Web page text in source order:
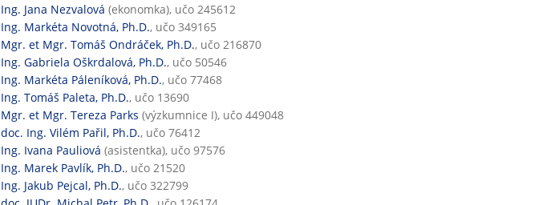
Ing. Jana Nezvalová (ekonomka), učo 245612
Ing. Markéta Novotná, Ph.D., učo 349165
Mgr. et Mgr. Tomáš Ondráček, Ph.D., učo 216870
Ing. Gabriela Oškrdalová, Ph.D., učo 50546
Ing. Markéta Páleníková, Ph.D., učo 77468
Ing. Tomáš Paleta, Ph.D., učo 13690
Mgr. et Mgr. Tereza Parks (výzkumnice I), učo 449048
doc. Ing. Vilém Pařil, Ph.D., učo 76412
Ing. Ivana Pauliová (asistentka), učo 97576
Ing. Marek Pavlík, Ph.D., učo 21520
Ing. Jakub Pejcal, Ph.D., učo 322799